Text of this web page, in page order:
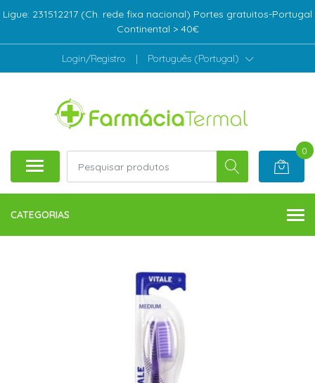
Ligue: 231512217 (Ch. rede fixa nacional) Portes gratuitos-Portugal
Continental > 40€
Login/Registro | Português (Portugal)
0
CATEGORIAS